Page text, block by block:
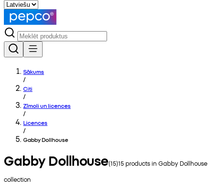
Sākums
/
Citi
/
Zīmoli un licences
/
Licences
/
Gabby Dollhouse
Gabby Dollhouse(15)15products inGabby Dollhouse
collection